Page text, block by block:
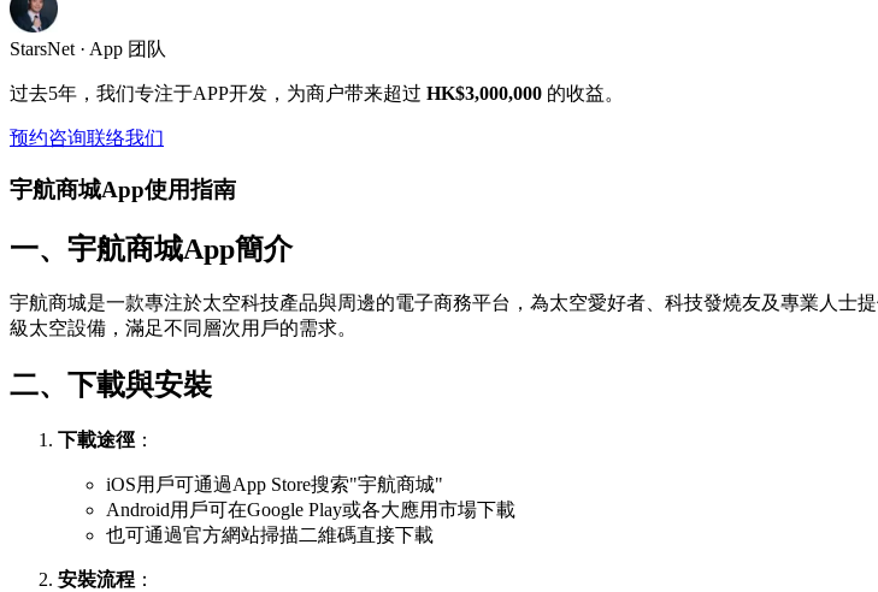
StarsNet · App 团队
过去5年，我们专注于APP开发，为商户带来超过 HK$3,000,000 的收益。
预约咨询联络我们
宇航商城App使用指南
一、宇航商城App簡介
宇航商城是一款專注於太空科技產品與周邊的電子商務平台，為太空愛好者、科技發燒友及專業人
級太空設備，滿足不同層次用戶的需求。
二、下載與安裝
下載途徑 ：
iOS用戶可通過App Store搜索"宇航商城"
Android用戶可在Google Play或各大應用市場下載
也可通過官方網站掃描二維碼直接下載
安裝流程 ：